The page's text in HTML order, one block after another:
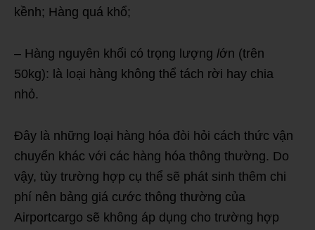
kềnh; Hàng quá khổ;
– Hàng nguyên khối có trọng lượng lớn (trên
50kg): là loại hàng không thể tách rời hay chia
nhỏ.
Đây là những loại hàng hóa đòi hỏi cách thức vận
chuyển khác với các hàng hóa thông thường. Do
vậy, tùy trường hợp cụ thể sẽ phát sinh thêm chi
phí nên bảng giá cước thông thường của
Airportcargo sẽ không áp dụng cho trường hợp